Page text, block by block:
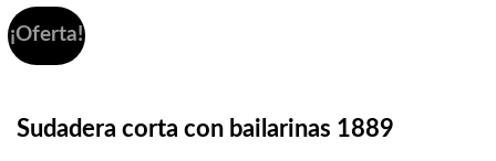
¡Oferta!
Sudadera corta con bailarinas 1889